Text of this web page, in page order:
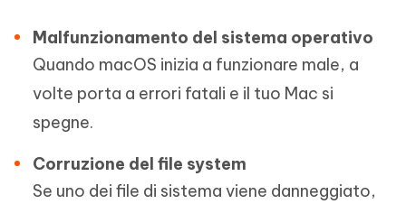
Malfunzionamento del sistema operativo
Quando macOS inizia a funzionare male, a
volte porta a errori fatali e il tuo Mac si
spegne.
Corruzione del file system
Se uno dei file di sistema viene danneggiato,